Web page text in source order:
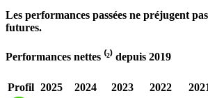
Les performances passées ne préjugent
futures.
Performances nettes ⁽²⁾ depuis 2019
Profil 2025 2024 2023 2022